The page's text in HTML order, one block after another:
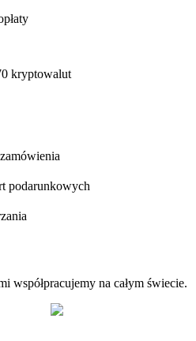
kryptowalut
podarunkowych
współpracujemy na całym świecie.